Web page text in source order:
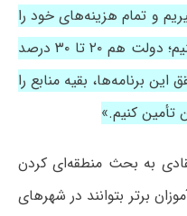
و تمام هزینه‌های خود را
یا از آموزش یا از پژوهش تأمین کنیم؛ دولت هم ۲۰ تا ۳۰ درصد
برنامه‌ها، بقیه منابع را
کنیم.»
به بحث منطقه‌ای کردن
برتر بتوانند در شهرهای